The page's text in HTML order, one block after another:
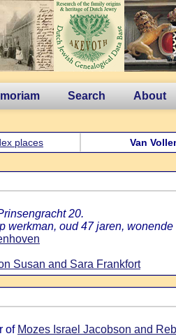
Search About
places Van
20.
werkman, oud 47 jaren, wonende
Susan and Sara Frankfort
of Mozes Israel Jacobson and